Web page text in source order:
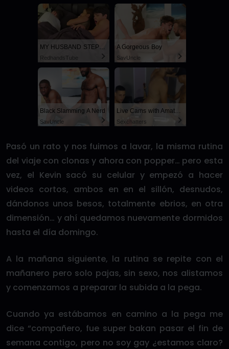
MY HUSBAND STEPSON MISTAKENLY GIVES ME IN THE ASS
RedhandsTube
A Gorgeous Boy
SayUncle
Black Slamming A Nerd
SayUncle
Live Cams with Amateur Men
Sexchatters
Pasó un rato y nos fuimos a lavar, la misma rutina
del viaje con clonas y ahora con popper… pero esta
vez, el Kevin sacó su celular y empezó a hacer
videos cortos, ambos en en el sillón, desnudos,
dándonos unos besos, totalmente ebrios, en otra
dimensión… y ahí quedamos nuevamente dormidos
hasta el día domingo.
A la mañana siguiente, la rutina se repite con el
mañanero pero solo pajas, sin sexo, nos alistamos
y comenzamos a preparar la subida a la pega.
Cuando ya estábamos en camino a la pega me
dice “compañero, fue super bakan pasar el fin de
semana contigo, pero no soy gay ¿estamos claro?